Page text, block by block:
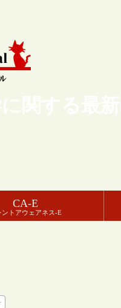
関する最
CA-E
ントアウェアネス-E